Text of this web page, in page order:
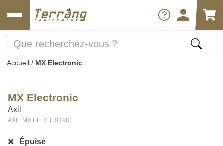
Accueil / MX Electronic
MX Electronic
Axil
AXIL.MX.ELECTRONIC
Épuisé